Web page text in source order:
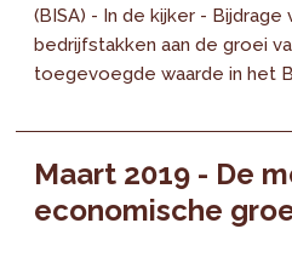
(BISA) - In de kijker - Bijdrage
bedrijfstakken aan de groei
toegevoegde waarde in het
Maart 2019 - De
economische